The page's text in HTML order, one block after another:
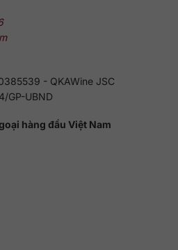
- QKAWine JSC
GP-UBND
hàng đầu Việt Nam